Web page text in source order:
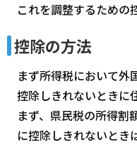
これを調整するための
控除の方法
まず所得税において外
控除しきれないときに
まず、県民税の所得割
に控除しきれないとき